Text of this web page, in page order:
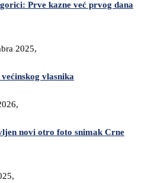
Prve kazne već prvog dana
2025,
vlasnika
novi otro foto snimak Crne